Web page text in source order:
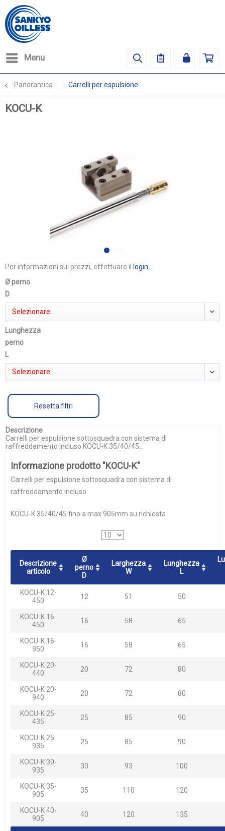
Menu
Panoramica Carrelli per espulsione
KOCU-K
Per informazioni sui prezzi, effettuare il login
Ø perno
D
Selezionare
Lunghezza
perno
L
Selezionare
Resetta filtri
Descrizione
Carrelli per espulsione sottosquadra con sistema di
raffreddamento incluso KOCU-K 35/40/45...
Informazione prodotto "KOCU-K"
Carrelli per espulsione sottosquadra con sistema di
raffreddamento incluso
KOCU-K 35/40/45 fino a max 905mm su richiesta
Descrizione
articolo
Ø
perno
D
Larghezza
W
Lunghezza
L
KOCU-K 12-
450
12 51 50
KOCU-K 16-
450
16 58 65
KOCU-K 16-
950
16 58 65
KOCU-K 20-
440
20 72 80
KOCU-K 20-
940
20 72 80
KOCU-K 25-
435
25 85 90
KOCU-K 25-
935
25 85 90
KOCU-K 30-
935
30 93 100
KOCU-K 35-
905
35 110 120
KOCU-K 40-
905
40 120 135